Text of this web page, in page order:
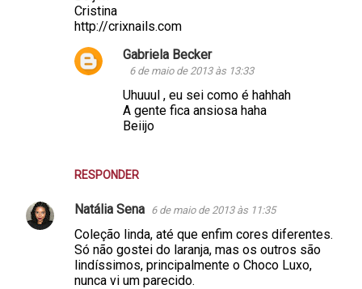
Cristina
http://crixnails.com
RESPONDER
Gabriela Becker
6 de maio de 2013 às 13:33
Uhuuul , eu sei como é hahhah
A gente fica ansiosa haha
Beiijo
Natália Sena 6 de maio de 2013 às 11:35
Coleção linda, até que enfim cores diferentes.
Só não gostei do laranja, mas os outros são
lindíssimos, principalmente o Choco Luxo,
nunca vi um parecido.